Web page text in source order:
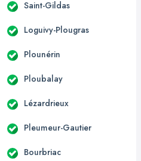
Saint-Gildas
Loguivy-Plougras
Plounérin
Ploubalay
Lézardrieux
Pleumeur-Gautier
Bourbriac